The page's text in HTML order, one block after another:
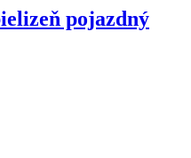
pojazdný